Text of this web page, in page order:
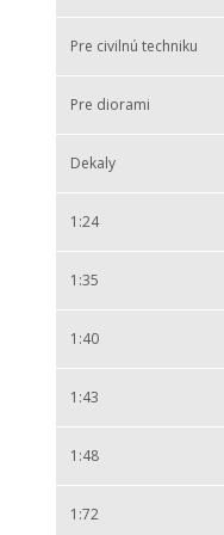
Pre civilnú techniku
Pre diorami
Dekaly
1:24
1:35
1:40
1:43
1:48
1:72